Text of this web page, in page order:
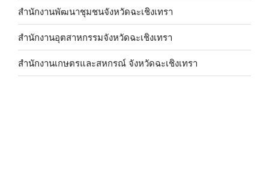
สำนักงานพัฒนาชุมชนจังหวัดฉะเชิงเทรา
สำนักงานอุตสาหกรรมจังหวัดฉะเชิงเทรา
สำนักงานเกษตรและสหกรณ์ จังหวัดฉะเชิงเทรา